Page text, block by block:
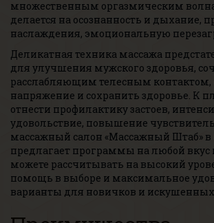
множественным оргазмическим
делается на осознанность и дыхание,
наслаждения, эмоциональную
Деликатная техника массажа
для улучшения мужского здоровья,
расслабляющим телесным контактом,
напряжение и сохранить здоровье. К
отнести профилактику застоев,
удовольствие, повышение
массажный салон «Массажный Штаб» в
предлагает программы на любой
можете рассчитывать на высокий
помощь в выборе и максимальное
варианты для новичков и искушенных